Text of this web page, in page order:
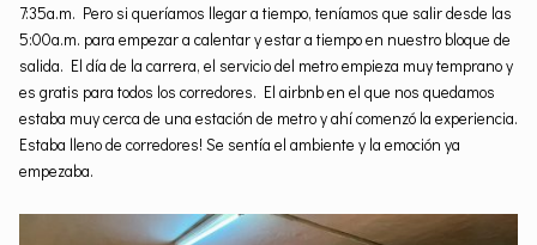
7:35a.m. Pero si queríamos llegar a tiempo, teníamos que salir desde las
5:00a.m. para empezar a calentar y estar a tiempo en nuestro bloque de
salida. El día de la carrera, el servicio del metro empieza muy temprano y
es gratis para todos los corredores. El airbnb en el que nos quedamos
estaba muy cerca de una estación de metro y ahí comenzó la experiencia.
Estaba lleno de corredores! Se sentía el ambiente y la emoción ya
empezaba.